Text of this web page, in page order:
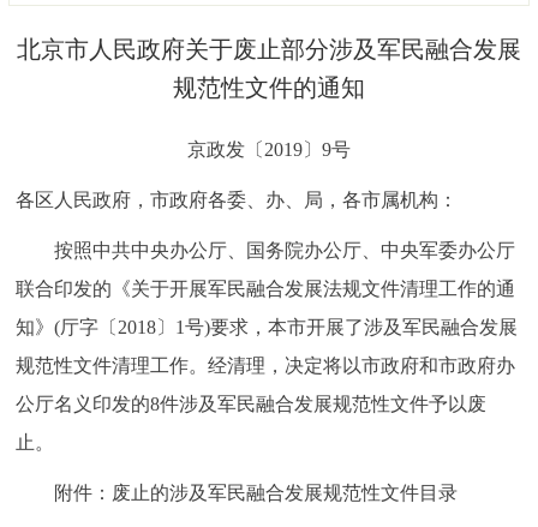
决策公开 专题公开
便民服务 利企服务 投资项目
中介服务 阳光政务
政民互动
12345网上接诉即办 我要咨询 我要建议
北京市人民政府关于废止部分涉及军民融合发展
规范性文件的通知
京政发〔2019〕9号
各区人民政府，市政府各委、办、局，各市属机构：
按照中共中央办公厅、国务院办公厅、中央军委办公厅
联合印发的《关于开展军民融合发展法规文件清理工作的通
知》(厅字〔2018〕1号)要求，本市开展了涉及军民融合发展
规范性文件清理工作。经清理，决定将以市政府和市政府办
公厅名义印发的8件涉及军民融合发展规范性文件予以废
止。
附件：废止的涉及军民融合发展规范性文件目录